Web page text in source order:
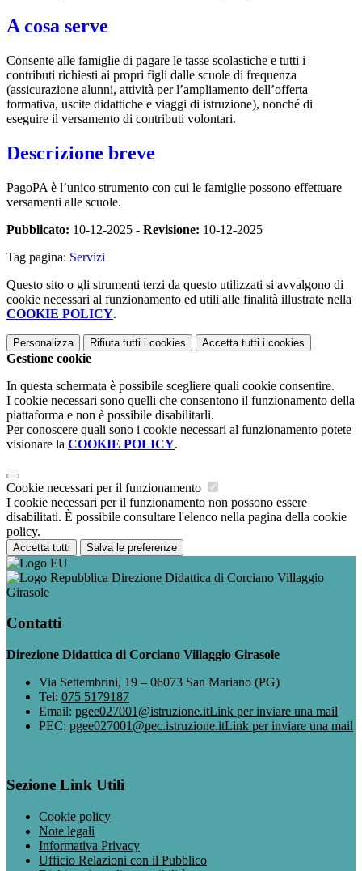
A cosa serve
Consente alle famiglie di pagare le tasse scolastiche e tutti i
contributi richiesti ai propri figli dalle scuole di frequenza
(assicurazione alunni, attività per l’ampliamento dell’offerta
formativa, uscite didattiche e viaggi di istruzione), nonché di
eseguire il versamento di contributi volontari.
Descrizione breve
PagoPA è l’unico strumento con cui le famiglie possono effettuare
versamenti alle scuole.
Pubblicato: 10-12-2025 - Revisione: 10-12-2025
Tag pagina: Servizi
Questo sito o gli strumenti terzi da questo utilizzati si avvalgono di
cookie necessari al funzionamento ed utili alle finalità illustrate nella
COOKIE POLICY.
Personalizza Rifiuta tutti i cookies Accetta tutti i cookies
Gestione cookie
In questa schermata è possibile scegliere quali cookie consentire.
I cookie necessari sono quelli che consentono il funzionamento della
piattaforma e non è possibile disabilitarli.
Per conoscere quali sono i cookie necessari al funzionamento potete
visionare la COOKIE POLICY.
Cookie necessari per il funzionamento
I cookie necessari per il funzionamento non possono essere
disabilitati. È possibile consultare l'elenco nella pagina della cookie
policy.
Accetta tutti Salva le preferenze
Direzione Didattica di Corciano Villaggio
Girasole
Contatti
Direzione Didattica di Corciano Villaggio Girasole
Via Settembrini, 19 – 06073 San Mariano (PG)
Tel: 075 5179187
Email: pgee027001@istruzione.itLink per inviare una mail
PEC: pgee027001@pec.istruzione.itLink per inviare una mail
Sezione Link Utili
Cookie policy
Note legali
Informativa Privacy
Ufficio Relazioni con il Pubblico